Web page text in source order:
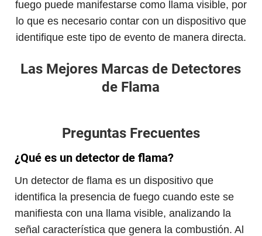
fuego puede manifestarse como llama visible, por
lo que es necesario contar con un dispositivo que
identifique este tipo de evento de manera directa.
Las Mejores Marcas de Detectores
de Flama
Preguntas Frecuentes
¿Qué es un detector de flama?
Un detector de flama es un dispositivo que
identifica la presencia de fuego cuando este se
manifiesta con una llama visible, analizando la
señal característica que genera la combustión. Al